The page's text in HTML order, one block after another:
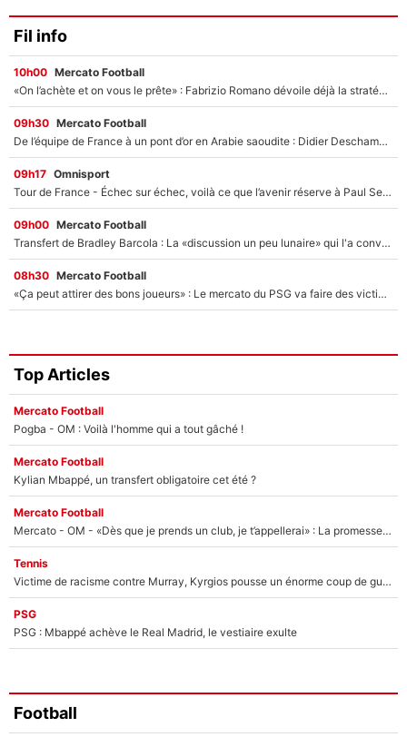
Fil info
10h00 Mercato Football
«On l’achète et on vous le prête» : Fabrizio Romano dévoile déjà la stratégie du PSG avec le transfert de Zion Suzuki !
09h30 Mercato Football
De l’équipe de France à un pont d’or en Arabie saoudite : Didier Deschamps a donné sa réponse !
09h17 Omnisport
Tour de France - Échec sur échec, voilà ce que l’avenir réserve à Paul Seixas : «Tant qu’il y aura un Pogacar comme celui-là...»
09h00 Mercato Football
Transfert de Bradley Barcola : La «discussion un peu lunaire» qui l'a convaincu de quitter le PSG, son entourage est pointé du doigt
08h30 Mercato Football
«Ça peut attirer des bons joueurs» : Le mercato du PSG va faire des victimes dans l'effectif de Luis Enrique ?
Top Articles
Mercato Football
Pogba - OM : Voilà l'homme qui a tout gâché !
Mercato Football
Kylian Mbappé, un transfert obligatoire cet été ?
Mercato Football
Mercato - OM - «Dès que je prends un club, je t’appellerai» : La promesse de Marcelino au moment de claquer la porte
Tennis
Victime de racisme contre Murray, Kyrgios pousse un énorme coup de gueule !
PSG
PSG : Mbappé achève le Real Madrid, le vestiaire exulte
Football